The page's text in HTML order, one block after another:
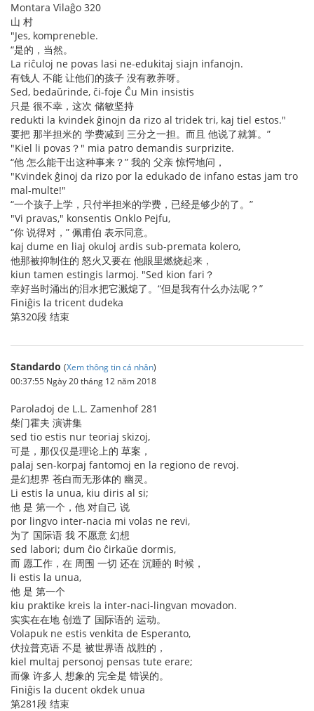
Montara Vilaĝo 320
山 村
"Jes, kompreneble.
“是的，当然。
La riĉuloj ne povas lasi ne-edukitaj siajn infanojn.
有钱人 不能 让他们的孩子 没有教养呀。
Sed, bedaŭrinde, ĉi-foje Ĉu Min insistis
只是 很不幸，这次 储敏坚持
redukti la kvindek ĝinojn da rizo al tridek tri, kaj tiel estos."
要把 那半担米的 学费减到 三分之一担。而且 他说了就算。”
"Kiel li povas？" mia patro demandis surprizite.
“他 怎么能干出这种事来？” 我的 父亲 惊愕地问，
"Kvindek ĝinoj da rizo por la edukado de infano estas jam tro
mal-multe!"
“一个孩子上学，只付半担米的学费，已经是够少的了。”
"Vi pravas," konsentis Onklo Pejfu,
“你 说得对，” 佩甫伯 表示同意。
kaj dume en liaj okuloj ardis sub-premata kolero,
他那被抑制住的 怒火又要在 他眼里燃烧起来，
kiun tamen estingis larmoj. "Sed kion fari？
幸好当时涌出的泪水把它溅熄了。“但是我有什么办法呢？”
Finiĝis la tricent dudeka
第320段 结束
Standardo (Xem thông tin cá nhân)
00:37:55 Ngày 20 tháng 12 năm 2018
Paroladoj de L.L. Zamenhof 281
柴门霍夫 演讲集
sed tio estis nur teoriaj skizoj,
可是，那仅仅是理论上的 草案，
palaj sen-korpaj fantomoj en la regiono de revoj.
是幻想界 苍白而无形体的 幽灵。
Li estis la unua, kiu diris al si;
他 是 第一个，他 对自己 说
por lingvo inter-nacia mi volas ne revi,
为了 国际语 我 不愿意 幻想
sed labori; dum ĉio ĉirkaŭe dormis,
而 愿工作，在 周围 一切 还在 沉睡的 时候，
li estis la unua,
他 是 第一个
kiu praktike kreis la inter-naci-lingvan movadon.
实实在在地 创造了 国际语的 运动。
Volapuk ne estis venkita de Esperanto,
伏拉普克语 不是 被世界语 战胜的，
kiel multaj personoj pensas tute erare;
而像 许多人 想象的 完全是 错误的。
Finiĝis la ducent okdek unua
第281段 结束